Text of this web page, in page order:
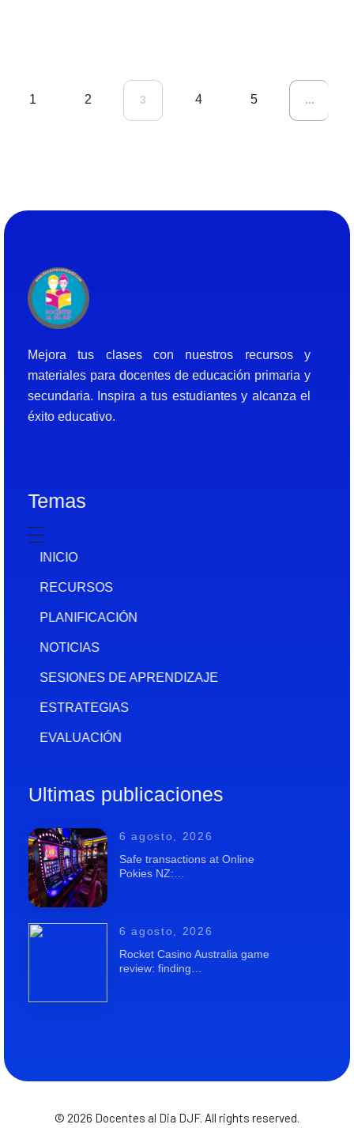
1 2 3 4 5 ...
Mejora tus clases con nuestros recursos y
materiales para docentes de educación primaria y
secundaria. Inspira a tus estudiantes y alcanza el
éxito educativo.
Temas
INICIO
RECURSOS
PLANIFICACIÓN
NOTICIAS
SESIONES DE APRENDIZAJE
ESTRATEGIAS
EVALUACIÓN
Ultimas publicaciones
6 agosto, 2026
Safe transactions at Online
Pokies NZ:…
6 agosto, 2026
Rocket Casino Australia game
review: finding…
© 2026 Docentes al Dia DJF. All rights reserved.